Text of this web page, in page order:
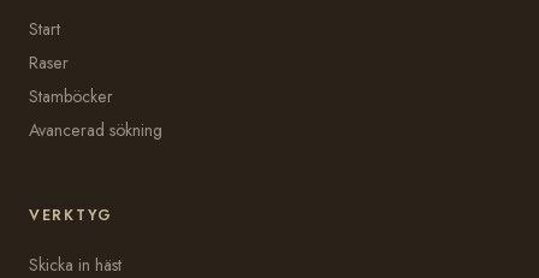
Start
Raser
Stamböcker
Avancerad sökning
VERKTYG
Skicka in häst